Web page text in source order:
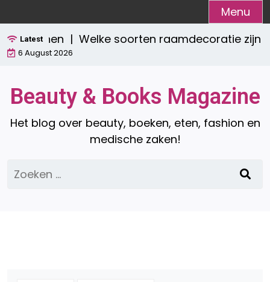
naar
de
inhoud
Menu
Latest
wonen |Welke soorten raamdecoratie zijn er?
6 August 2026
Beauty & Books Magazine
Het blog over beauty, boeken, eten, fashion en
medische zaken!
Zoeken
naar: